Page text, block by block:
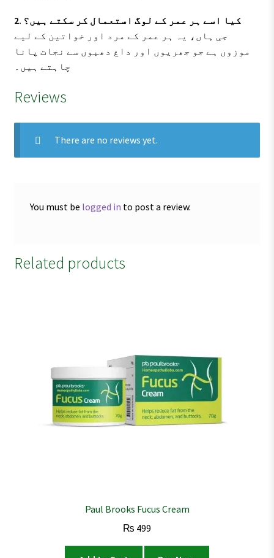
2. کیا اسے ہر عمر کے لوگ استعمال کر سکتے ہیں؟
جی ہاں، یہ ہر عمر کے مرد اور خواتین کے لیے
موزوں ہے جو جھریوں اور داغ دھبوں سے نجات پانا
چاہتے ہیں۔
Reviews
There are no reviews yet.
You must be logged in to post a review.
Related products
Paul Brooks Fucus Cream
₨ 499